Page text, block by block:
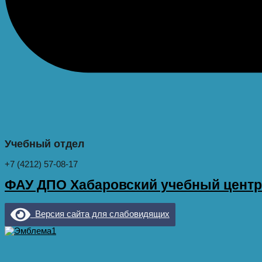
Учебный отдел
+7 (4212) 57-08-17
ФАУ ДПО Хабаровский учебный
Версия сайта для слабовидящих